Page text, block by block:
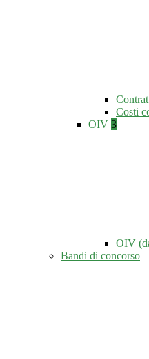
Costi
OIV 3
OIV
Bandi di concorso